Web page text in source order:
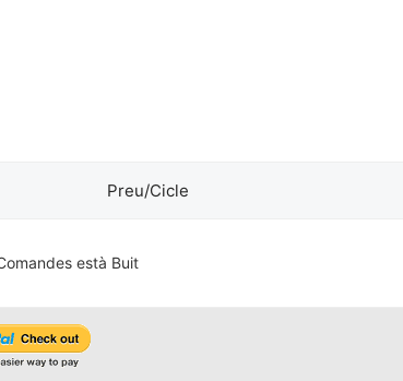
Preu/Cicle
està Buit